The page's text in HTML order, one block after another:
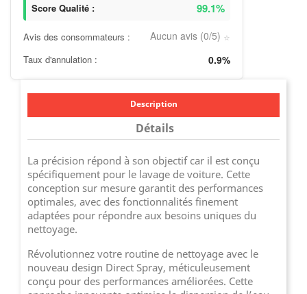
Score Qualité : 99.1%
Avis des consommateurs : Aucun avis (0/5) ⭐
Taux d'annulation : 0.9%
Description
Détails
La précision répond à son objectif car il est conçu
spécifiquement pour le lavage de voiture. Cette
conception sur mesure garantit des performances
optimales, avec des fonctionnalités finement
adaptées pour répondre aux besoins uniques du
nettoyage.
Révolutionnez votre routine de nettoyage avec le
nouveau design Direct Spray, méticuleusement
conçu pour des performances améliorées. Cette